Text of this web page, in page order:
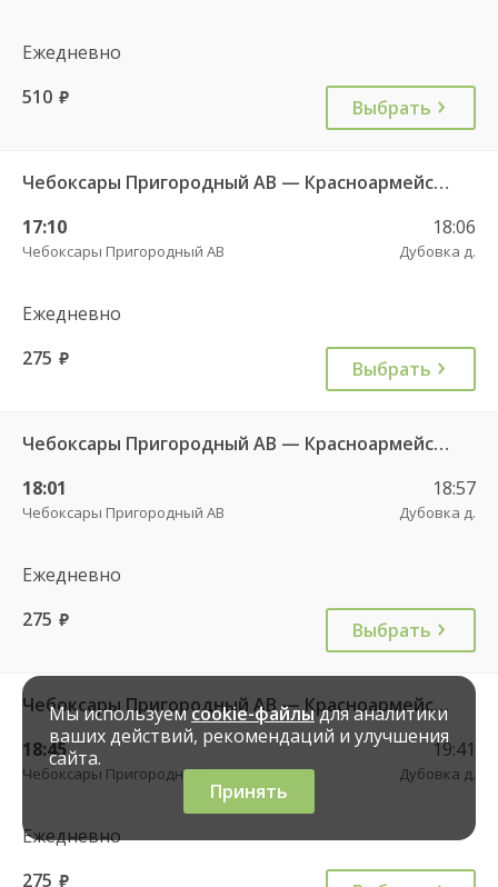
Ежедневно
510 руб. Выбрать
Чебоксары Пригородный АВ — Красноармейское с. ДКП 121
17:10
Чебоксары Пригородный АВ
18:06
Дубовка д.
Ежедневно
275 руб. Выбрать
Чебоксары Пригородный АВ — Красноармейское с. ДКП 121
18:01
Чебоксары Пригородный АВ
18:57
Дубовка д.
Ежедневно
275 руб. Выбрать
Чебоксары Пригородный АВ — Красноармейское с. ДКП 121
18:45
Чебоксары Пригородный АВ
19:41
Дубовка д.
Ежедневно
275 руб.
Мы используемcookie-файлыдля аналитики
ваших действий, рекомендаций и улучшения
сайта.
Принять